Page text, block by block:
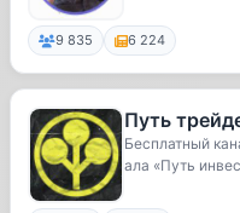
9 835 6 224
Путь
Бесплатный
ала «Путь